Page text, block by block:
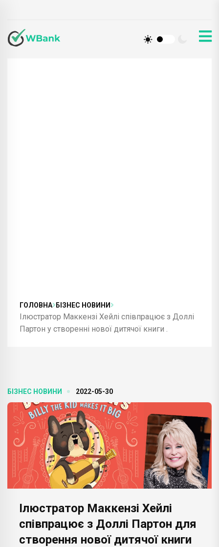
ГОЛОВНА БІЗНЕС НОВИНИ
Ілюстратор Маккензі Хейлі співпрацює з Доллі
Партон у створенні нової дитячої книги .
БІЗНЕС НОВИНИ 2022-05-30
Ілюстратор Маккензі Хейлі
співпрацює з Доллі Партон для
створення нової дитячої книги